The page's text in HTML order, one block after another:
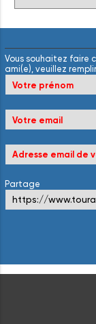
Vous souhaitez faire
ami(e), veuillez
Partage